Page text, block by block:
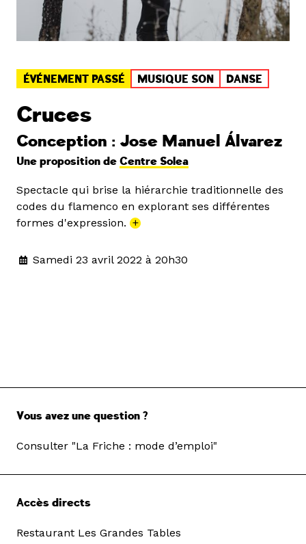
ÉVÉNEMENT PASSÉ MUSIQUE SON DANSE
Cruces
Conception : Jose Manuel Álvarez
Une proposition de Centre Solea
Spectacle qui brise la hiérarchie traditionnelle des
codes du flamenco en explorant ses différentes
formes d'expression. +
Samedi 23 avril 2022 à 20h30
Vous avez une question ?
Consulter "La Friche : mode d’emploi"
Accès directs
Restaurant Les Grandes Tables